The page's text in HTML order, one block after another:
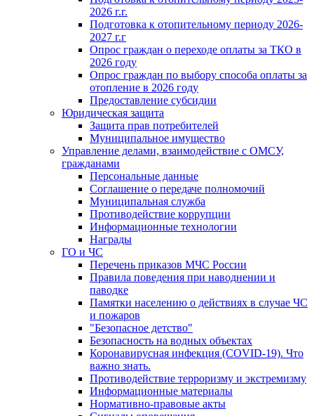
2026 г.г.
Подготовка к отопительному периоду 2026-
2027 г.г
Опрос граждан о переходе оплаты за ТКО в
2026 году
Опрос граждан по выбору способа оплаты за
отопление в 2026 году
Предоставление субсидии
Юридическая защита
Защита прав потребителей
Муниципальное имущество
Управление делами, взаимодействие с ОМСУ,
гражданами
Персональные данные
Соглашение о передаче полномочий
Муниципальная служба
Противодействие коррупции
Информационные технологии
Награды
ГО и ЧС
Перечень приказов МЧС России
Правила поведения при наводнении и
паводке
Памятки населению о действиях в случае ЧС
и пожаров
"Безопасное детство"
Безопасность на водных объектах
Коронавирусная инфекция (COVID-19). Что
важно знать.
Противодействие терроризму и экстремизму
Информационные материалы
Нормативно-правовые акты